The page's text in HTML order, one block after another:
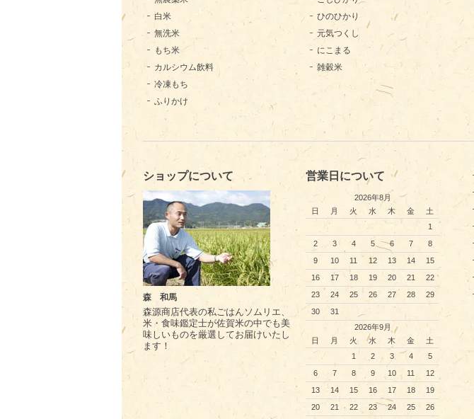
白米
無洗米
もち米
カルシウム飲料
冷凍もち
ふりかけ
ひのひかり
元気つくし
にこまる
雑穀米
ショップについて
森 和馬
森源商店代表の私ごはんソムリエ、
米・食味鑑定士が佐賀米の中でも美
味しいものを厳選してお届けいたし
ます！
営業日について
2026年8月
日
月 火 水 木 金
土
1
2
3 4 5 6 7
8
9
10 11 12 13 14
15
16
17 18 19 20 21
22
23
24 25 26 27 28
29
30
31
2026年9月
日
月 火 水 木 金
土
1
2 3 4
5
6
7 8 9 10 11
12
13
14 15 16 17 18
19
20
21 22 23 24 25 26